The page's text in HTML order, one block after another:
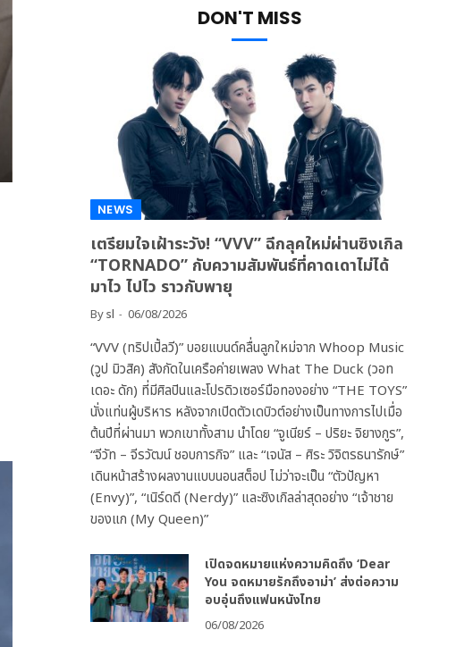
DON'T MISS
NEWS
เตรียมใจเฝ้าระวัง! “VVV” ฉีกลุคใหม่ผ่านซิงเกิล
“TORNADO” กับความสัมพันธ์ที่คาดเดาไม่ได้
มาไว ไปไว ราวกับพายุ
Bysl 06/08/2026
“VVV (ทริปเปิ้ลวี)” บอยแบนด์คลื่นลูกใหม่จาก Whoop Music
(วูป มิวสิค) สังกัดในเครือค่ายเพลง What The Duck (วอท
เดอะ ดัก) ที่มีศิลปินและโปรดิวเซอร์มือทองอย่าง “THE TOYS”
นั่งแท่นผู้บริหาร หลังจากเปิดตัวเดบิวต์อย่างเป็นทางการไปเมื่อ
ต้นปีที่ผ่านมา พวกเขาทั้งสาม นำโดย “จูเนียร์ – ปริยะ จิยางกูร”,
“จีวัท – จีรวัฒน์ ชอบการกิจ” และ “เจนัส – ศิระ วิจิตรธนารักษ์”
เดินหน้าสร้างผลงานแบบนอนสต็อป ไม่ว่าจะเป็น “ตัวปัญหา
(Envy)”, “เนิร์ดดี (Nerdy)” และซิงเกิลล่าสุดอย่าง “เจ้าชาย
ของแก (My Queen)”
เปิดจดหมายแห่งความคิดถึง ‘Dear
You จดหมายรักถึงอาม่า’ ส่งต่อความ
อบอุ่นถึงแฟนหนังไทย
06/08/2026